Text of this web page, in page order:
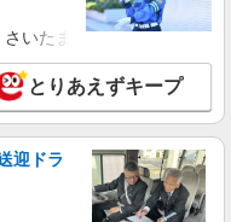
詳細を見る
／保土ケ谷駅のシニアマン
いたま市岩槻区・久喜市・
とりあえずキープ
迎ドラ